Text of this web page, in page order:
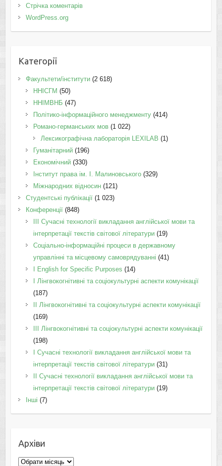
Стрічка коментарів
WordPress.org
Категорії
Факультети/інститути(2 618)
ННІСГМ (50)
ННІМВНБ (47)
Політико-інформаційного менеджменту(414)
Романо-германських мов(1 022)
Лексикографічна лабораторія LEXILAB (1)
Гуманітарний(196)
Економічний(330)
Інститут права ім. І. Малиновського(329)
Міжнародних відносин(121)
Студентські публікації(1 023)
Конференції(848)
III Сучасні технології викладання англійської мови та
інтерпретації текстів світової літератури(19)
Соціально-інформаційні процеси в державному
управлінні та місцевому самоврядуванні (41)
І English for Specific Purposes (14)
I Лінгвокогнітивні та соціокультурні аспекти комунікації
(187)
IІ Лінгвокогнітивні та соціокультурні аспекти комунікації
(169)
IІI Лінгвокогнітивні та соціокультурні аспекти комунікації
(198)
I Cучасні технології викладання англійської мови та
інтерпретації текстів світової літератури(31)
II Cучасні технології викладання англійської мови та
інтерпретації текстів світової літератури(19)
Інші (7)
Архіви
Архіви